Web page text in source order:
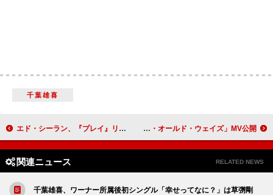
千葉雄喜
エド・シーラン、『プレイ』リミックスEP配信「南アジアの豊かな音楽性を紹介したかった」 テーム・インパラ、ニューALより「マイ・オールド・ウェイズ」MV公開
関連ニュース RELATED NEWS
千葉雄喜、ワーナー所属後初シングル「幸せってなに？」は草彅剛